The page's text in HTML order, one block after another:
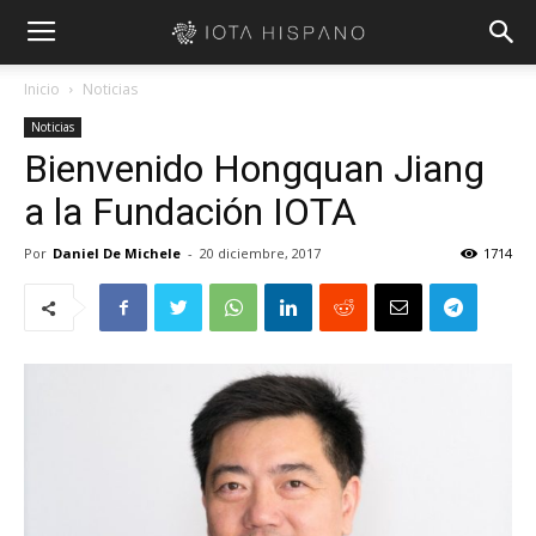
Inicio Noticias
Noticias
Bienvenido Hongquan Jiang
a la Fundación IOTA
Por Daniel De Michele - 20 diciembre, 2017 1714